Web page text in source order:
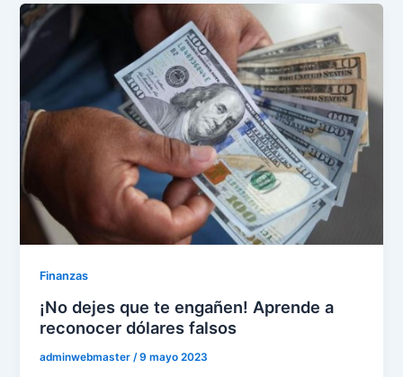
Finanzas
¡No dejes que te engañen! Aprende a
reconocer dólares falsos
adminwebmaster /9 mayo 2023